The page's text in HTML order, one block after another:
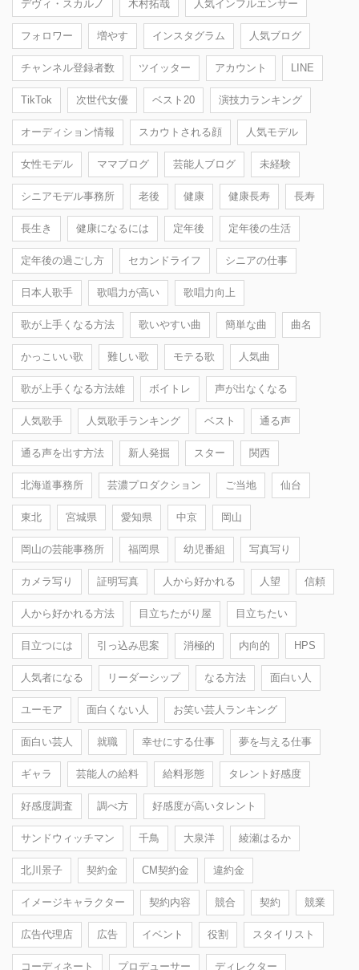
デヴィ・スカルノ 木村拓哉 人気インフルエンサー
フォロワー 増やす インスタグラム 人気ブログ
チャンネル登録者数 ツイッター アカウント LINE
TikTok 次世代女優 ベスト20 演技力ランキング
オーディション情報 スカウトされる顔 人気モデル
女性モデル ママブログ 芸能人ブログ 未経験
シニアモデル事務所 老後 健康 健康長寿 長寿
長生き 健康になるには 定年後 定年後の生活
定年後の過ごし方 セカンドライフ シニアの仕事
日本人歌手 歌唱力が高い 歌唱力向上
歌が上手くなる方法 歌いやすい曲 簡単な曲 曲名
かっこいい歌 難しい歌 モテる歌 人気曲
歌が上手くなる方法雄 ボイトレ 声が出なくなる
人気歌手 人気歌手ランキング ベスト 通る声
通る声を出す方法 新人発掘 スター 関西
北海道事務所 芸濃プロダクション ご当地 仙台
東北 宮城県 愛知県 中京 岡山
岡山の芸能事務所 福岡県 幼児番組 写真写り
カメラ写り 証明写真 人から好かれる 人望 信頼
人から好かれる方法 目立ちたがり屋 目立ちたい
目立つには 引っ込み思案 消極的 内向的 HPS
人気者になる リーダーシップ なる方法 面白い人
ユーモア 面白くない人 お笑い芸人ランキング
面白い芸人 就職 幸せにする仕事 夢を与える仕事
ギャラ 芸能人の給料 給料形態 タレント好感度
好感度調査 調べ方 好感度が高いタレント
サンドウィッチマン 千鳥 大泉洋 綾瀬はるか
北川景子 契約金 CM契約金 違約金
イメージキャラクター 契約内容 競合 契約 競業
広告代理店 広告 イベント 役割 スタイリスト
コーディネート プロデューサー ディレクター